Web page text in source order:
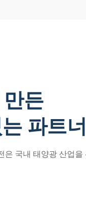
든
파트너
은 국내 태양광 산업을